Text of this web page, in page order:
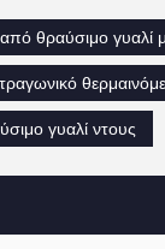
θραύσιμο γυαλί
γυαλί ντους